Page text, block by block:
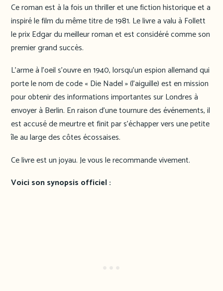
Ce roman est à la fois un thriller et une fiction historique et a
inspiré le film du même titre de 1981. Le livre a valu à Follett
le prix Edgar du meilleur roman et est considéré comme son
premier grand succès.
L’arme à l’oeil s’ouvre en 1940, lorsqu’un espion allemand qui
porte le nom de code « Die Nadel » (l’aiguille) est en mission
pour obtenir des informations importantes sur Londres à
envoyer à Berlin. En raison d’une tournure des événements, il
est accusé de meurtre et finit par s’échapper vers une petite
île au large des côtes écossaises.
Ce livre est un joyau. Je vous le recommande vivement.
Voici son synopsis officiel :